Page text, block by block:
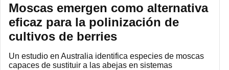
Moscas emergen como alternativa
eficaz para la polinización de
cultivos de berries
Un estudio en Australia identifica especies de moscas
capaces de sustituir a las abejas en sistemas